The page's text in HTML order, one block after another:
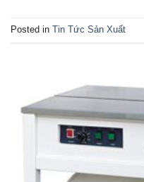
Posted in Tin Tức Sản Xuất